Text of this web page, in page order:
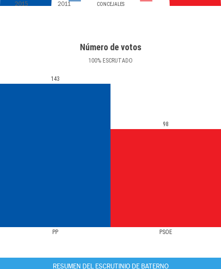
CONCEJALES
2015 2011
Número de votos
100% ESCRUTADO
PP PSOE
143
98
RESUMEN DEL ESCRUTINIO DE BATERNO